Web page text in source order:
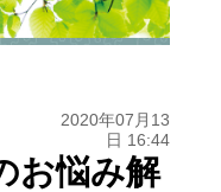
2020年07月13
日 16:44
お悩み解